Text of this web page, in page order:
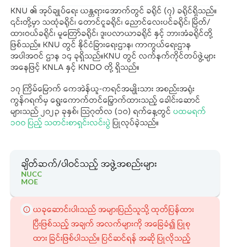
KNU ၏ အုပ်ချုပ်ရေး ယန္တရားအောက်တွင် ခရိုင် (၇) ခရိုင်ရှိသည်။
၎င်းတို့မှာ သထုံခရိုင်၊ တောင်ငူခရိုင်၊ ညောင်လေးပင်ခရိုင်၊ မြိတ်/
ထားဝယ်ခရိုင်၊ မူတြော်ခရိုင်၊ ဒူးပလာယာခရိုင် နှင့် ဘားအံခရိုင်တို့
ဖြစ်သည်။ KNU တွင် နိုင်ငံခြားရေးဌာန၊ ကာကွယ်ရေးဌာန
အပါအဝင် ဌာန ၁၄ ခုရှိသည်။KNU တွင် လက်နက်ကိုင်တပ်ဖွဲ့များ
အနေဖြင့် KNLA နှင့် KNDO တို့ ရှိသည်။
၁၇ ကြိမ်မြောက် ကေအဲန်ယူ-ကရင်အမျိုးသား အစည်းအရုံး
ကွန်ဂရက်မှ ရွေးကောက်တင်မြှောက်ထားသည့် ခေါင်းဆောင်
များသည် ၂၀၂၃ ခုနှစ်၊ သြဂုတ်လ (၁၀) ရက်နေ့တွင် ပထမရက်
၁၀၀ ပြည့် သတင်းစာရှင်းလင်းပွဲ ပြုလုပ်ခဲ့သည်။
ယခုဆောင်းပါးသည် အများပြည်သူသို့ ထုတ်ပြန်ထား
ပြီးဖြစ်သည့် အချက် အလက်များကို အခြေခံ၍ ပြုစု
ထား ခြင်းဖြစ်ပါသည်။ ပြင်ဆင်ရန် အဆို ပြုလိုသည့်
ချိတ်ဆက်/ပါဝင်သည့် အဖွဲ့အစည်းများ
NUCC
MOE